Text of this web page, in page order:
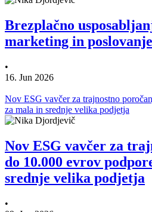
Brezplačno
marketing in poslovanje
•
16. Jun 2026
Nov ESG vavčer za trajnostno
za mala in srednje velika podjetja
Nov ESG vavčer za
do 10.000 evrov
srednje velika podjetja
•